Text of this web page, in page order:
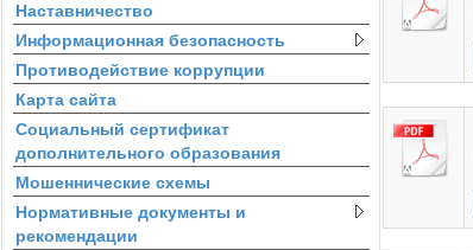
Наставничество
Информационная безопасность
Противодействие коррупции
Карта сайта
Социальный сертификат
дополнительного образования
Мошеннические схемы
Нормативные документы и
рекомендации